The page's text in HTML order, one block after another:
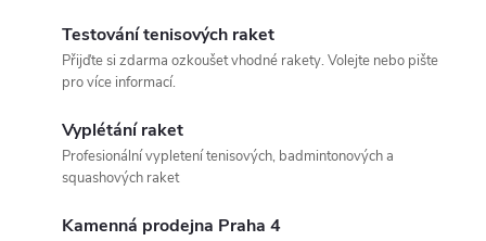
Testování tenisových raket
Přijďte si zdarma ozkoušet vhodné rakety. Volejte nebo pište
pro více informací.
Vyplétání raket
Profesionální vypletení tenisových, badmintonových a
squashových raket
Kamenná prodejna Praha 4